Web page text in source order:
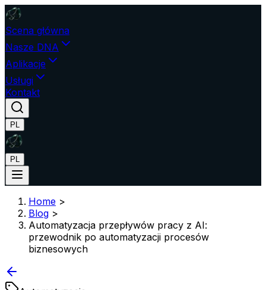
Scena główna
Nasze DNA
Aplikacje
Usługi
Kontakt
PL
PL
Home >
Blog >
Automatyzacja przepływów pracy z AI:
przewodnik po automatyzacji procesów
biznesowych